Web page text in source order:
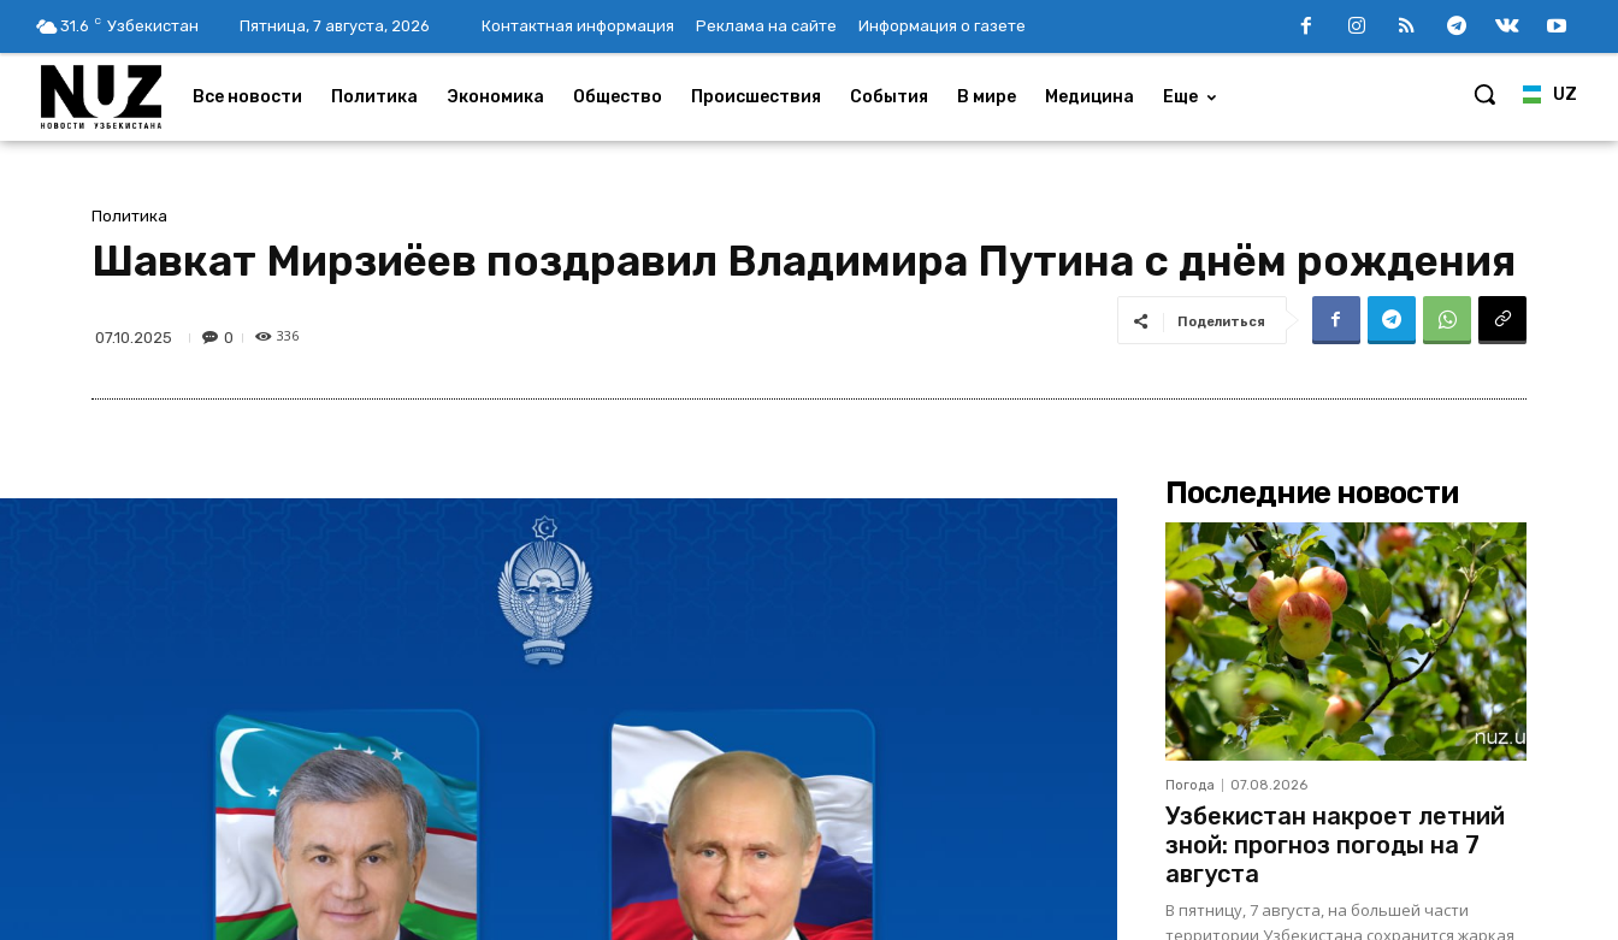
31.6 C Узбекистан Пятница, 7 августа, 2026 Контактная информация Реклама на сайте Информация о газете
UZ
Все новости Политика Экономика Общество Происшествия События В мире Медицина Еще
Политика
Шавкат Мирзиёев поздравил Владимира Путина с днём рождения
07.10.2025 0 336
Поделиться
Последние новости
Погода 07.08.2026
Узбекистан накроет летний
зной: прогноз погоды на 7
августа
В пятницу, 7 августа, на большей части
территории Узбекистана сохранится жаркая